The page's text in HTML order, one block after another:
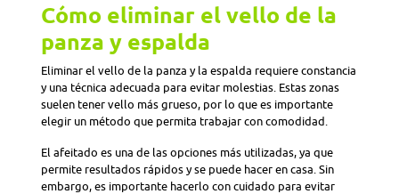
Cómo eliminar el vello de la
panza y espalda
Eliminar el vello de la panza y la espalda requiere constancia
y una técnica adecuada para evitar molestias. Estas zonas
suelen tener vello más grueso, por lo que es importante
elegir un método que permita trabajar con comodidad.
El afeitado es una de las opciones más utilizadas, ya que
permite resultados rápidos y se puede hacer en casa. Sin
embargo, es importante hacerlo con cuidado para evitar